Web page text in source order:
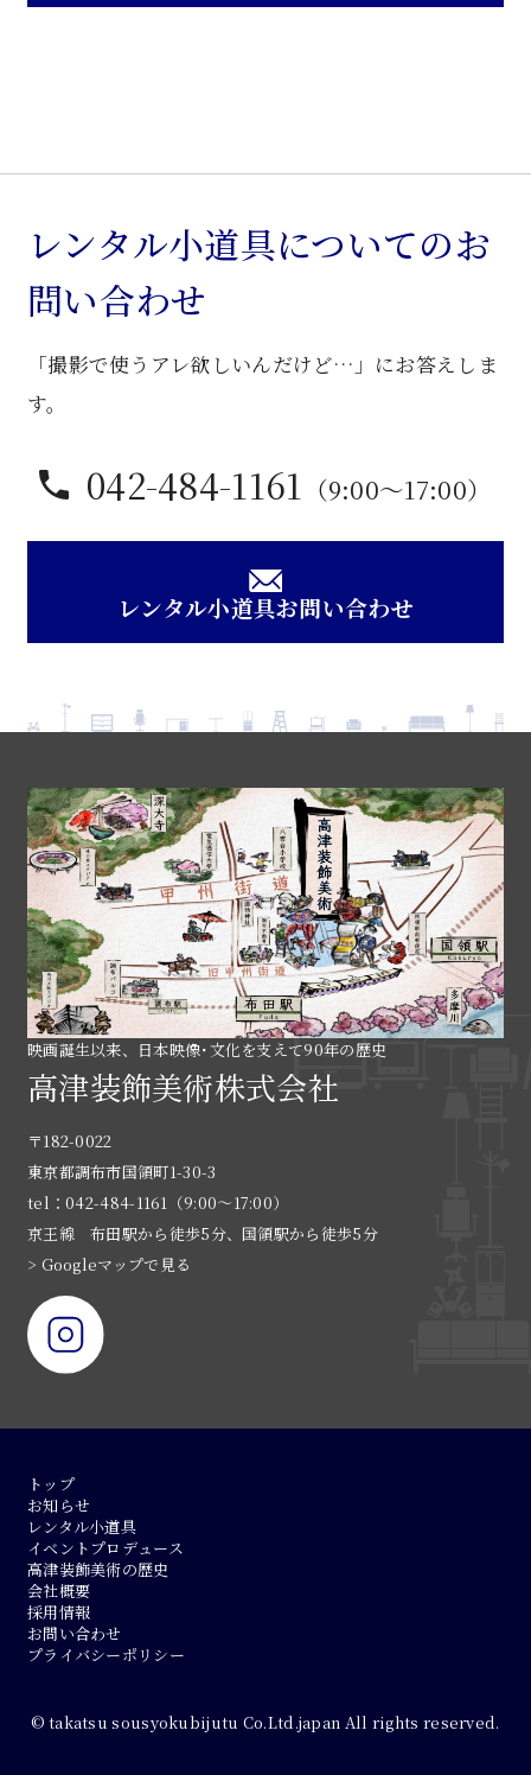
セ
ン
タ
卓
レンタル小道具についてのお
問い合わせ
「撮影で使うアレ欲しいんだけど…」にお答えしま
す。
042-484-1161 （9:00〜17:00）
レンタル小道具お問い合わせ
映画誕生以来、日本映像･文化を支えて90年の歴史
高津装飾美術株式会社
〒182-0022
東京都調布市国領町1-30-3
tel：042-484-1161（9:00〜17:00）
京王線 布田駅から徒歩5分、国領駅から徒歩5分
> Googleマップで見る
トップ
お知らせ
レンタル小道具
イベントプロデュース
高津装飾美術の歴史
会社概要
採用情報
お問い合わせ
プライバシーポリシー
© takatsu sousyokubijutu Co.Ltd.japan All rights reserved.